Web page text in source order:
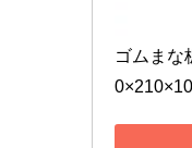
ゴムまな